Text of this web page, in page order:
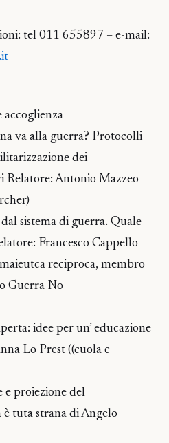
tel 011 655897 – e-mail:
accoglienza
va alla guerra? Protocolli
dei
Relatore: Antonio Mazzeo
sistema di guerra. Quale
Francesco Cappello
reciproca, membro
Guerra No
idee per un’ educazione
Lo Prest ((cuola e
e proiezione del
tuta strana di Angelo